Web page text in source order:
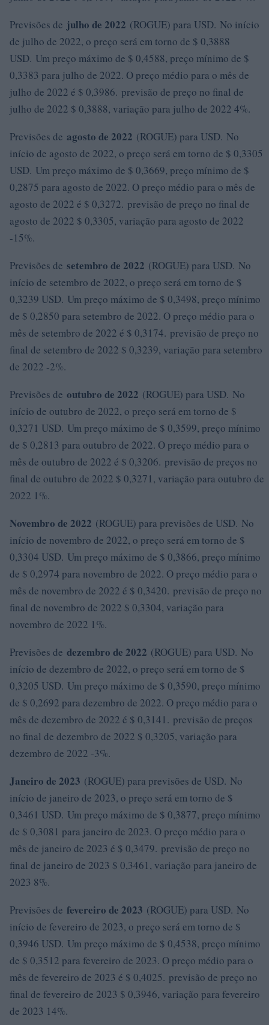
Previsões de julho de 2022 (ROGUE) para USD. No início
de julho de 2022, o preço será em torno de $ 0,3888
USD. Um preço máximo de $ 0,4588, preço mínimo de $
0,3383 para julho de 2022. O preço médio para o mês de
julho de 2022 é $ 0,3986. previsão de preço no final de
julho de 2022 $ 0,3888, variação para julho de 2022 4%.
Previsões de agosto de 2022 (ROGUE) para USD. No
início de agosto de 2022, o preço será em torno de $ 0,3305
USD. Um preço máximo de $ 0,3669, preço mínimo de $
0,2875 para agosto de 2022. O preço médio para o mês de
agosto de 2022 é $ 0,3272. previsão de preço no final de
agosto de 2022 $ 0,3305, variação para agosto de 2022
-15%.
Previsões de setembro de 2022 (ROGUE) para USD. No
início de setembro de 2022, o preço será em torno de $
0,3239 USD. Um preço máximo de $ 0,3498, preço mínimo
de $ 0,2850 para setembro de 2022. O preço médio para o
mês de setembro de 2022 é $ 0,3174. previsão de preço no
final de setembro de 2022 $ 0,3239, variação para setembro
de 2022 -2%.
Previsões de outubro de 2022 (ROGUE) para USD. No
início de outubro de 2022, o preço será em torno de $
0,3271 USD. Um preço máximo de $ 0,3599, preço mínimo
de $ 0,2813 para outubro de 2022. O preço médio para o
mês de outubro de 2022 é $ 0,3206. previsão de preços no
final de outubro de 2022 $ 0,3271, variação para outubro de
2022 1%.
Novembro de 2022 (ROGUE) para previsões de USD. No
início de novembro de 2022, o preço será em torno de $
0,3304 USD. Um preço máximo de $ 0,3866, preço mínimo
de $ 0,2974 para novembro de 2022. O preço médio para o
mês de novembro de 2022 é $ 0,3420. previsão de preço no
final de novembro de 2022 $ 0,3304, variação para
novembro de 2022 1%.
Previsões de dezembro de 2022 (ROGUE) para USD. No
início de dezembro de 2022, o preço será em torno de $
0,3205 USD. Um preço máximo de $ 0,3590, preço mínimo
de $ 0,2692 para dezembro de 2022. O preço médio para o
mês de dezembro de 2022 é $ 0,3141. previsão de preços
no final de dezembro de 2022 $ 0,3205, variação para
dezembro de 2022 -3%.
Janeiro de 2023 (ROGUE) para previsões de USD. No
início de janeiro de 2023, o preço será em torno de $
0,3461 USD. Um preço máximo de $ 0,3877, preço mínimo
de $ 0,3081 para janeiro de 2023. O preço médio para o
mês de janeiro de 2023 é $ 0,3479. previsão de preço no
final de janeiro de 2023 $ 0,3461, variação para janeiro de
2023 8%.
Previsões de fevereiro de 2023 (ROGUE) para USD. No
início de fevereiro de 2023, o preço será em torno de $
0,3946 USD. Um preço máximo de $ 0,4538, preço mínimo
de $ 0,3512 para fevereiro de 2023. O preço médio para o
mês de fevereiro de 2023 é $ 0,4025. previsão de preço no
final de fevereiro de 2023 $ 0,3946, variação para fevereiro
de 2023 14%.